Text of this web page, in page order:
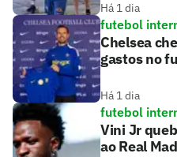
Há 1 dia
futebol
Chelsea
gastos no
Há 1 dia
futebol
Vini Jr
ao Real